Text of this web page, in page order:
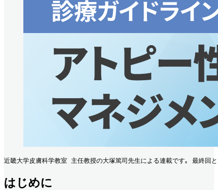
近畿大学皮膚科学教室 主任教授の大塚篤司先生による連載です｡ 最終回
はじめに